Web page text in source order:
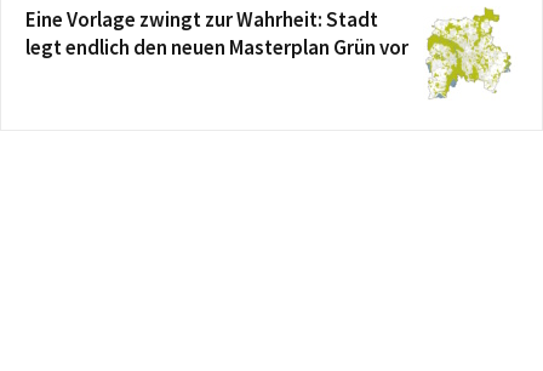
Eine Vorlage zwingt zur Wahrheit: Stadt
legt endlich den neuen Masterplan Grün vor